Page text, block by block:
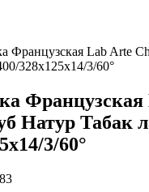
Французская Lab Arte
328х125х14/3/60°
Натур Табак
3/60°